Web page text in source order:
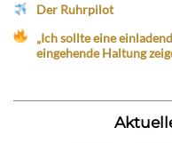
Der Ruhrpilot
„Ich sollte eine
eingehende Haltung